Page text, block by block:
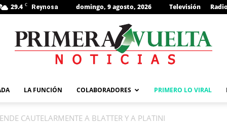
29.4 C Reynosa domingo, 9 agosto, 2026 Televisión
LA FUNCIÓN COLABORADORES PRIMERO LO VIRAL
CAUTELARMENTE A BLATTER Y A PLATINI